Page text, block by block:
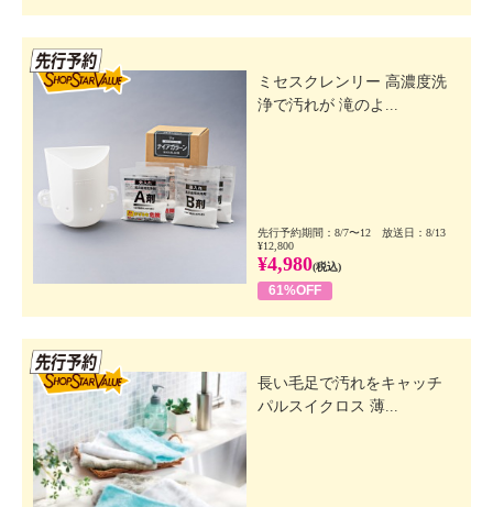
ミセスクレンリー 高濃度洗
浄で汚れが 滝のよ...
先行予約期間：8/7〜12 放送日：8/13
¥12,800
¥4,980(税込)
61%OFF
長い毛足で汚れをキャッチ
パルスイクロス 薄...